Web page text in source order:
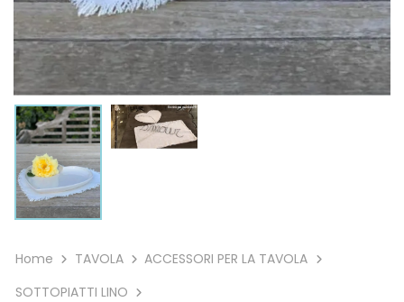
Home TAVOLA
ACCESSORI PER LA TAVOLA
SOTTOPIATTI LINO